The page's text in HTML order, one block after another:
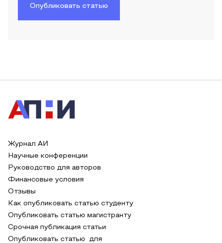
Опубликовать статью
Журнал АИ
Научные конференции
Руководство для авторов
Финансовые условия
Отзывы
Как опубликовать статью студенту
Опубликовать статью магистранту
Срочная публикация статьи
Опубликовать статью для